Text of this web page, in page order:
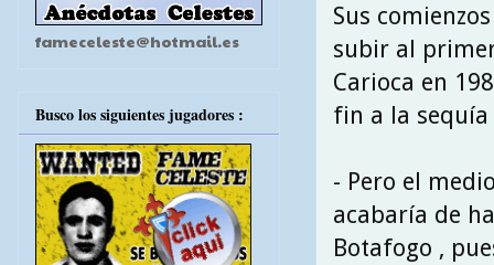
Sus
subir al
Carioca en
fin a la sequía
- Pero el
acabaría de
Botafogo ,
fameceleste@hotmail.es
Busco los siguientes jugadores :